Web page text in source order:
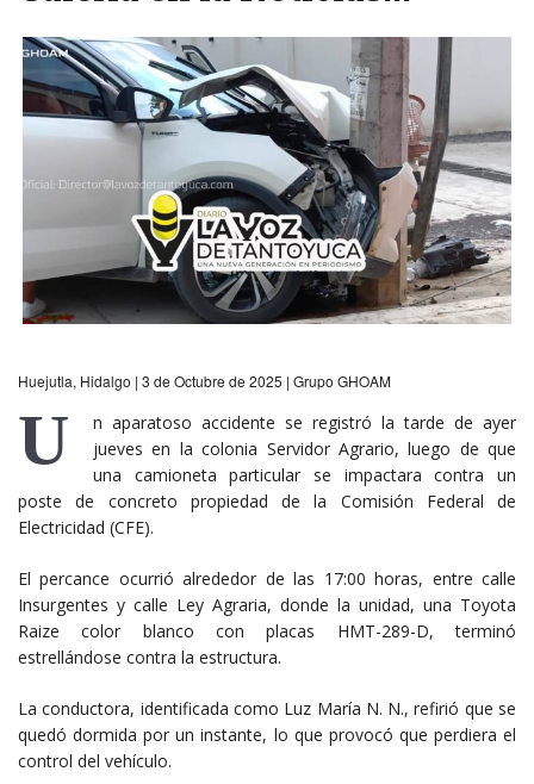
Huejutla, Hidalgo | 3 de Octubre de 2025 | Grupo GHOAM
U
n aparatoso accidente se registró la tarde de ayer
jueves en la colonia Servidor Agrario, luego de que
una camioneta particular se impactara contra un
poste de concreto propiedad de la Comisión Federal de
Electricidad (CFE).
El percance ocurrió alrededor de las 17:00 horas, entre calle
Insurgentes y calle Ley Agraria, donde la unidad, una Toyota
Raize color blanco con placas HMT-289-D, terminó
estrellándose contra la estructura.
La conductora, identificada como Luz María N. N., refirió que se
quedó dormida por un instante, lo que provocó que perdiera el
control del vehículo.